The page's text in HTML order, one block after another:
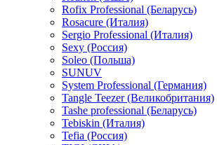
Rofix Professional (Беларусь)
Rosacure (Италия)
Sergio Professional (Италия)
Sexy (Россия)
Soleo (Польша)
SUNUV
System Professional (Германия)
Tangle Teezer (Великобритания)
Tashe professional (Беларусь)
Tebiskin (Италия)
Tefia (Россия)